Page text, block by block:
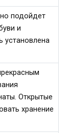
подойдет
и
установлена
Открытые
хранение